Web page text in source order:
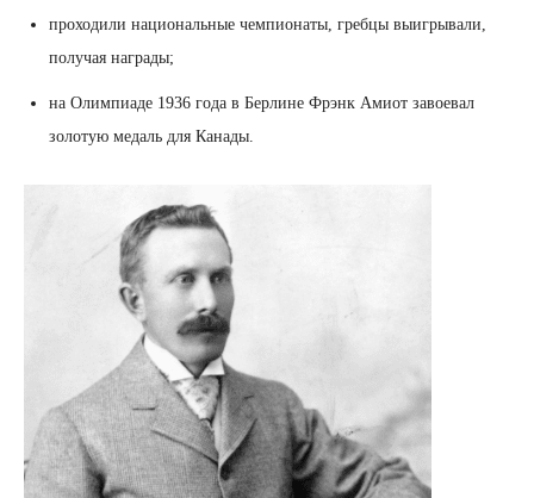
проходили национальные чемпионаты, гребцы выигрывали,
получая награды;
на Олимпиаде 1936 года в Берлине Фрэнк Амиот завоевал
золотую медаль для Канады.